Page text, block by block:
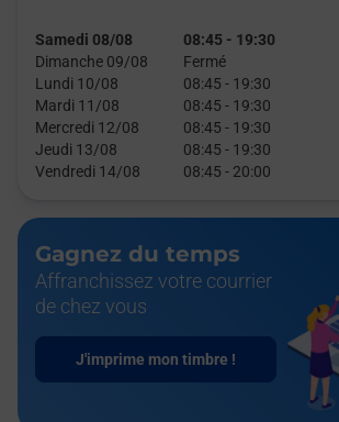
Samedi 08/08 08:45 - 19:30
Dimanche 09/08
Fermé
Lundi 10/08
08:45 - 19:30
Mardi 11/08
08:45 - 19:30
Mercredi 12/08
08:45 - 19:30
Jeudi 13/08
08:45 - 19:30
Vendredi 14/08
08:45 - 20:00
Gagnez du temps
Affranchissez votre courrier
de chez vous
J'imprime mon timbre !